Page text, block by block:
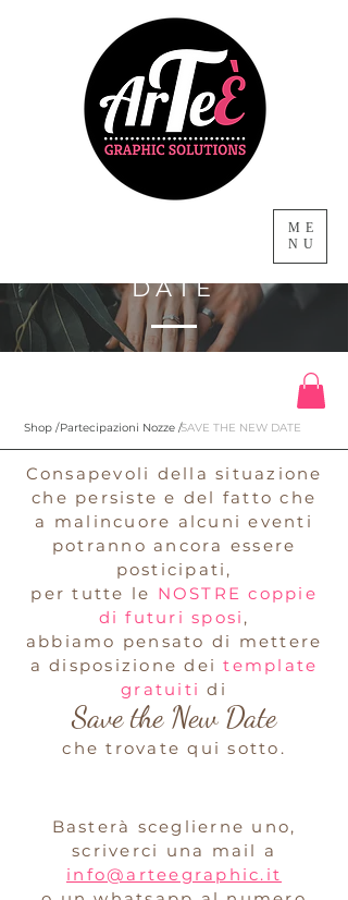
ME
NU
SAVE THE NEW
DATE
Shop /Partecipazioni Nozze /SAVE THE NEW DATE
Consapevoli della situazione
che persistee del fatto che
a malincuore alcuni eventi
potranno ancora essere
posticipati,
per tutte le NOSTRE coppie
di futuri sposi ,
abbiamo pensato di mettere
a disposizione deitemplate
gratuiti di
Save the New Date
che trovate qui sotto.
Basterà sceglierne uno,
scriverci una mail a
info@arteegraphic.it